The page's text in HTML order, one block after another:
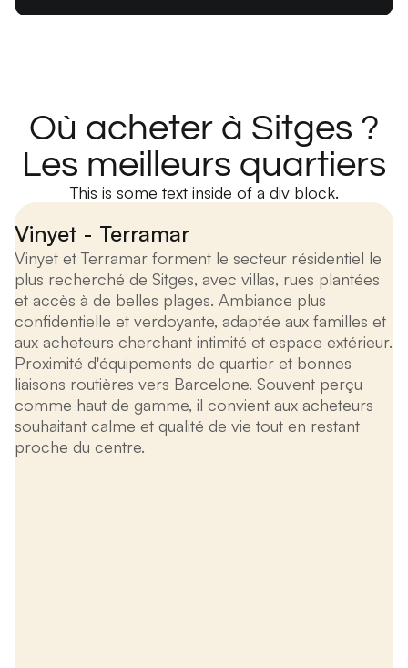
Où acheter à Sitges ?
Les meilleurs quartiers
This is some text inside of a div block.
Vinyet - Terramar
Vinyet et Terramar forment le secteur résidentiel le
plus recherché de Sitges, avec villas, rues plantées
et accès à de belles plages. Ambiance plus
confidentielle et verdoyante, adaptée aux familles et
aux acheteurs cherchant intimité et espace extérieur.
Proximité d'équipements de quartier et bonnes
liaisons routières vers Barcelone. Souvent perçu
comme haut de gamme, il convient aux acheteurs
souhaitant calme et qualité de vie tout en restant
proche du centre.